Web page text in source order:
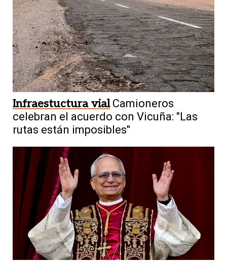
Infraestuctura vial Camioneros
celebran el acuerdo con Vicuña: "Las
rutas están imposibles"